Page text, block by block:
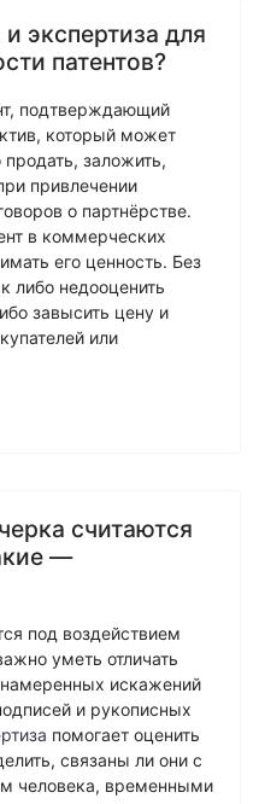
экспертиза для
патентов?
подтверждающий
который может
заложить,
привлечении
о партнёрстве.
в коммерческих
его ценность. Без
либо недооценить
завысить цену и
или
считаются
—
под воздействием
уметь отличать
искажений
и рукописных
помогает оценить
связаны ли они с
человека, временными